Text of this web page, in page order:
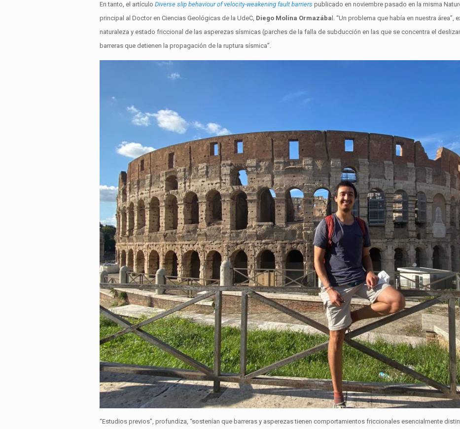
En tanto, el artículo Diverse slip behaviour of velocity-weakening fault barriers publicado en noviembre pasado en la misma
principal al Doctor en Ciencias Geológicas de la UdeC, Diego Molina Ormazába l. “Un problema que había en nuestra área”,
naturaleza y estado friccional de las asperezas sísmicas (parches de la falla de subducción en las que se concentra el
barreras que detienen la propagación de la ruptura sísmica”.
“Estudios previos”, profundiza, “sostenían que barreras y asperezas tienen comportamientos friccionales esencialmente